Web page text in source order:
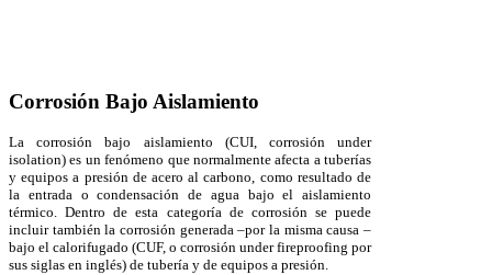
Corrosión Bajo Aislamiento
La corrosión bajo aislamiento (CUI, corrosión under
isolation) es un fenómeno que normalmente afecta a tuberías
y equipos a presión de acero al carbono, como resultado de
la entrada o condensación de agua bajo el aislamiento
térmico. Dentro de esta categoría de corrosión se puede
incluir también la corrosión generada –por la misma causa –
bajo el calorifugado (CUF, o corrosión under fireproofing por
sus siglas en inglés) de tubería y de equipos a presión.